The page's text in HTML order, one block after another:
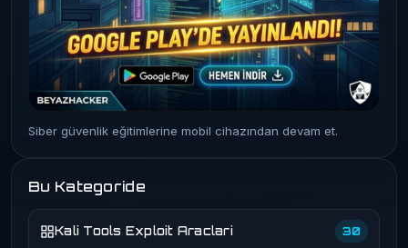
Siber güvenlik eğitimlerine mobil cihazından devam et.
Bu Kategoride
Kali Tools Exploit Araclari 30